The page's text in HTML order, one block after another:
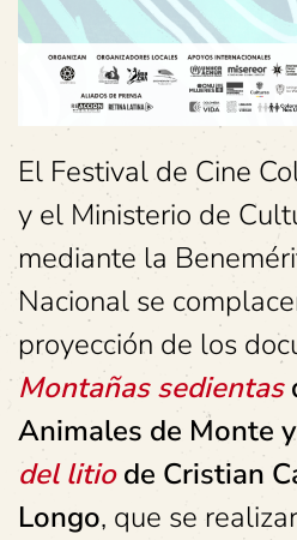
El Festival de Cine
y el Ministerio de
mediante la
Nacional se
proyección de los
Montañas sedientas
Animales de Monte y
del litiode Cristian
Longo, que se